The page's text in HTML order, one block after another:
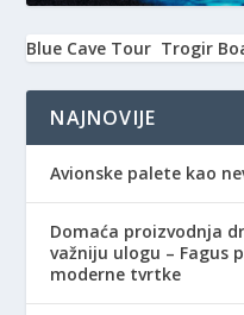
Blue Cave Tour Trogir
NAJNOVIJE
Avionske palete kao
Domaća proizvodnja
važniju ulogu – Fagus
moderne tvrtke